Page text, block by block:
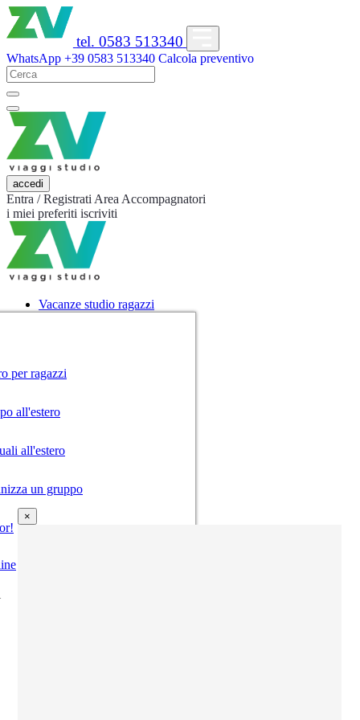
tel. 0583 513340
WhatsApp +39 0583 513340 Calcola preventivo
accedi
Entra / Registrati Area Accompagnatori
i miei preferiti iscriviti
Vacanze studio ragazzi
per ragazzi
all'estero
all'estero
un gruppo
×